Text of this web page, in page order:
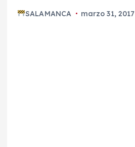
SALAMANCA marzo 31, 2017